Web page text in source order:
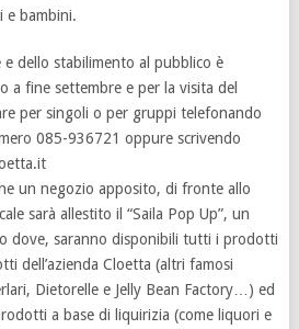
e bambini.
e dello stabilimento al pubblico è
a fine settembre e per la visita del
per singoli o per gruppi telefonando
085-936721 oppure scrivendo
un negozio apposito, di fronte allo
sarà allestito il “Saila Pop Up”, un
dove, saranno disponibili tutti i prodotti
dell’azienda Cloetta (altri famosi
Dietorelle e Jelly Bean Factory…) ed
a base di liquirizia (come liquori e